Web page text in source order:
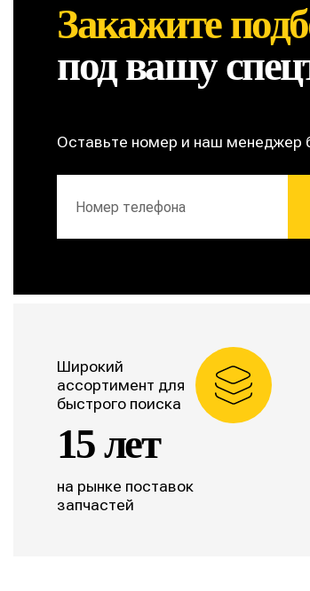
Закажите
под вашу
Оставьте номер и наш менеджер
Широкий
ассортимент для
быстрого поиска
15 лет
на рынке поставок
запчастей